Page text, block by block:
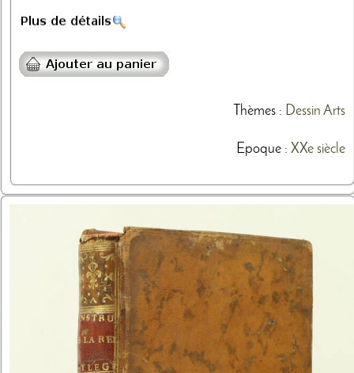
Thèmes: Dessin Arts
Epoque : XXe siècle